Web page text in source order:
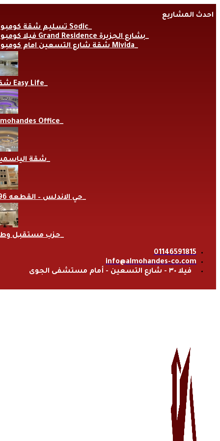
to
احدث المشاريع
تسليم شقة كومبوند Sodic
فيلا كومبوند Grand Residence بشارع الجزيرة
شقة شارع التسعين امام كومبوند Mivida
شقة Easy Life
Office
شقة
حي الاندلس – القطعه 696
حزب مستقبل
01146591815
info@almohandes-co.com
فيلا ٣٠ - شارع التسعين - أمام مستشفى الجوى